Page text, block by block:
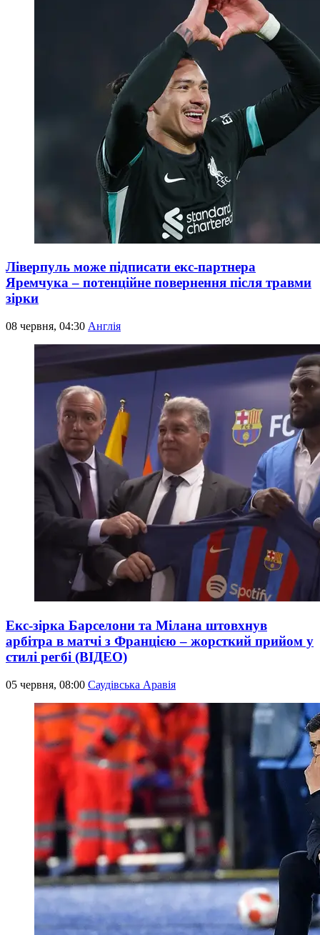
Ліверпуль може підписати екс-партнера
Яремчука – потенційне повернення після травми
зірки
08 червня, 04:30 Англія
Екс-зірка Барселони та Мілана штовхнув
арбітра в матчі з Францією – жорсткий прийом у
стилі регбі (ВІДЕО)
05 червня, 08:00 Саудівська Аравія